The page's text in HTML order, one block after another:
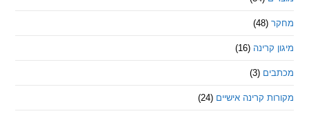
(16)
קרינה אישיים (24)